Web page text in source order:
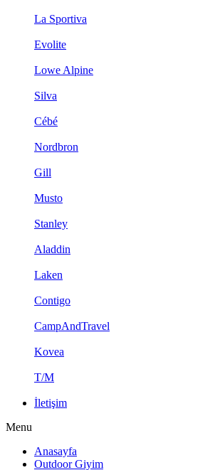
La Sportiva
Evolite
Lowe Alpine
Silva
Cébé
Nordbron
Gill
Musto
Stanley
Aladdin
Laken
Contigo
CampAndTravel
Kovea
T/M
İletişim
Menu
Anasayfa
Outdoor Giyim